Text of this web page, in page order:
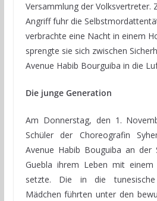
Versammlung der Volksvertreter.
Angriff fuhr die
verbrachte eine Nacht in einem
sprengte sie sich zwischen
Avenue Habib Bourguiba in die
Die junge Generation
Am Donnerstag, den 1.
Schüler der Choreografin
Avenue Habib Bouguiba an der
Guebla ihrem Leben mit einem
setzte. Die in die tunesische
Mädchen führten unter den